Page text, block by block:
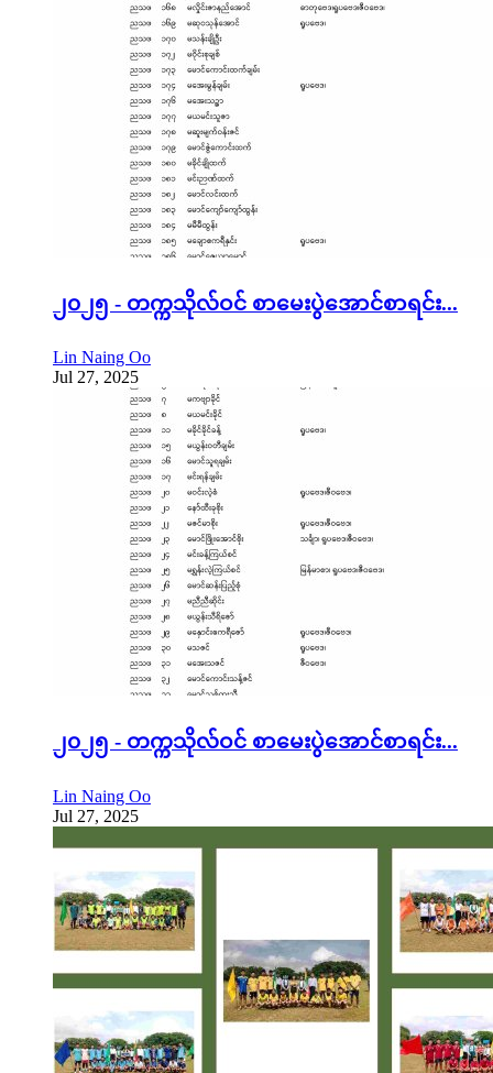
၂၀၂၅ - တက္ကသိုလ်ဝင် စာမေးပွဲအောင်စာရင်း...
Lin Naing Oo
Jul 27, 2025
၂၀၂၅ - တက္ကသိုလ်ဝင် စာမေးပွဲအောင်စာရင်း...
Lin Naing Oo
Jul 27, 2025